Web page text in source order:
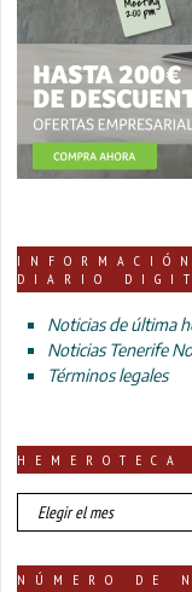
DIARIO
Noticias de última
Noticias Tenerife
Términos legales
HEMEROTECA
DE
NÚMERO DE